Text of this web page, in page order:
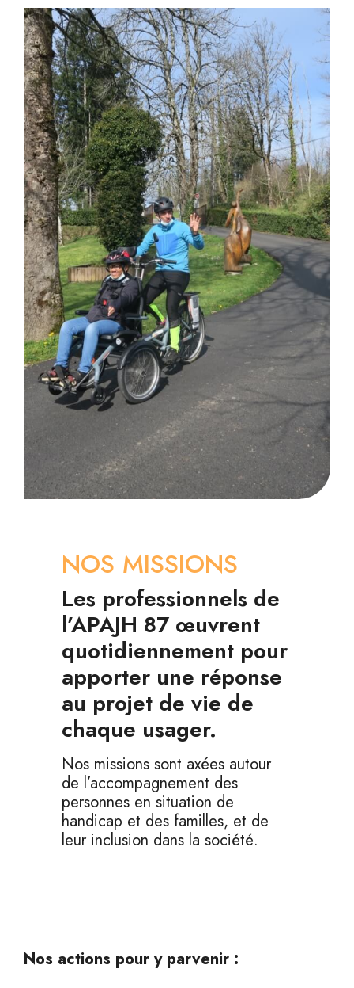
NOS MISSIONS
Les professionnels de
l’APAJH 87 œuvrent
quotidiennement pour
apporter une réponse
au projet de vie de
chaque usager.
Nos missions sont axées autour
de l’accompagnement des
personnes en situation de
handicap et des familles, et de
leur inclusion dans la société.
Nos actions pour y parvenir :